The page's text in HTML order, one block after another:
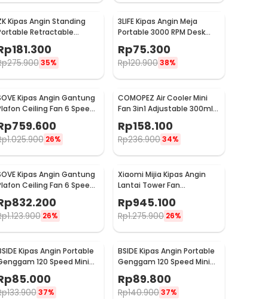
Kipas Angin Standing
Retractable
Fan 7200mAh - ZK-
181.300
275.900 35%
3LIFE Kipas Angin Meja
Portable 3000 RPM Desk
Fan USB 4.8 Inch 5W - 312
Rp75.300
Rp120.90038%
Kipas Angin Gantung
Ceiling Fan 6 Speed
52 Inch - FS2007
759.600
1.025.900 26%
COMOPEZ Air Cooler Mini
Fan 3in1 Adjustable 300ml
18W 9V - YY-01
Rp158.100
Rp236.90034%
Kipas Angin Gantung
Ceiling Fan 6 Speed
52 Inch - FS2008
832.200
1.123.900 26%
Xiaomi Mijia Kipas Angin
Lantai Tower Fan
BPTS02DM
Rp945.100
Rp1.275.900 26%
Kipas Angin Portable
120 Speed Mini
Fan 2000mAh - M6
85.000
133.900 37%
BSIDE Kipas Angin Portable
Genggam 120 Speed Mini
Cooling Fan 2000mAh - M8
Rp89.800
Rp140.90037%